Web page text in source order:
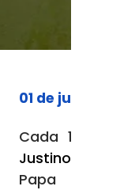
01 de junio de
Cada 1 de
Justino
Papa